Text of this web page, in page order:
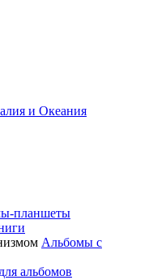
и Океания
планшеты
Альбомы с
альбомов